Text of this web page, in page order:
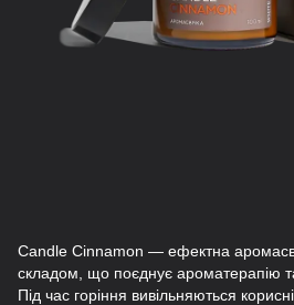
Candle Cinnamon — ефектна
складом, що поєднує ароматерапію
Під час горіння вивільняються